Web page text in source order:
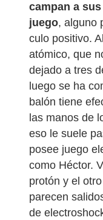
campan a
juego, alguno
culo positivo.
atómico, que
dejado a tres
luego se ha
balón tiene
las manos de
eso le suele
posee juego
como Héctor.
protón y el
parecen
de